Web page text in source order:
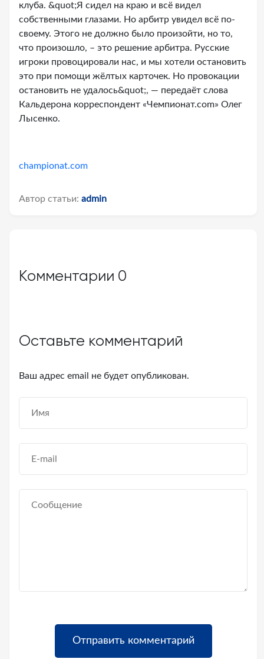
клуба. &quot;Я сидел на краю и всё видел
собственными глазами. Но арбитр увидел всё по-
своему. Этого не должно было произойти, но то,
что произошло, – это решение арбитра. Русские
игроки провоцировали нас, и мы хотели остановить
это при помощи жёлтых карточек. Но провокации
остановить не удалось&quot;, — передаёт слова
Кальдерона корреспондент «Чемпионат.com» Олег
Лысенко.
championat.com
Автор статьи: admin
Комментарии 0
Оставьте комментарий
Ваш адрес email не будет опубликован.